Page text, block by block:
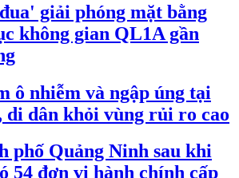
giải phóng mặt bằng
không gian QL1A gần
ô nhiễm và ngập úng tại
di dân khỏi vùng rủi ro cao
phố Quảng Ninh sau khi
54 đơn vị hành chính cấp